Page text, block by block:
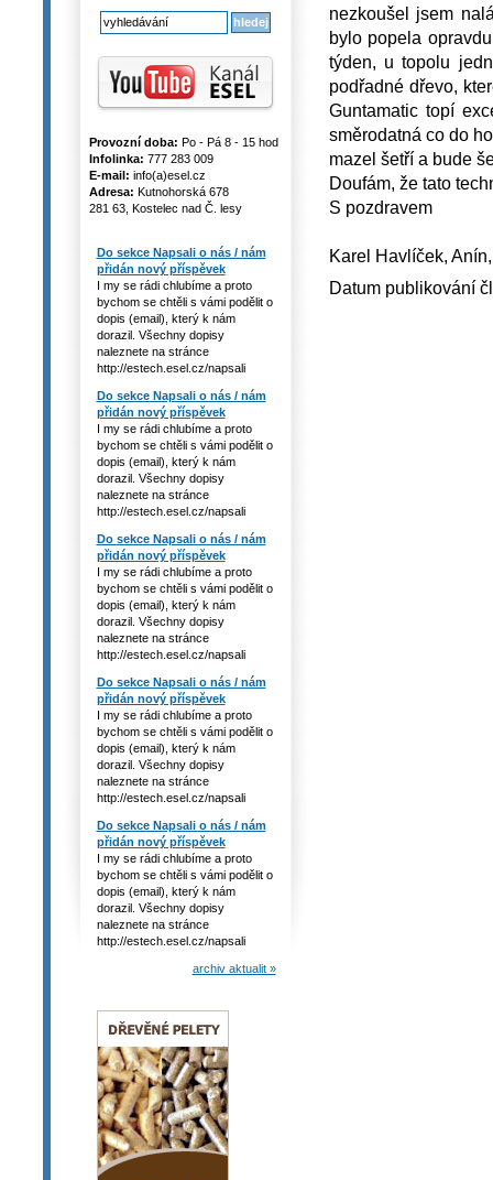
Provozní doba: Po - Pá 8 - 15 hod
Infolinka: 777 283 009
E-mail: info(a)esel.cz
Adresa: Kutnohorská 678
281 63, Kostelec nad Č. lesy
Do sekce Napsali o nás / nám
přidán nový příspěvek
I my se rádi chlubíme a proto
bychom se chtěli s vámi podělit o
dopis (email), který k nám
dorazil. Všechny dopisy
naleznete na stránce
http://estech.esel.cz/napsali
Do sekce Napsali o nás / nám
přidán nový příspěvek
I my se rádi chlubíme a proto
bychom se chtěli s vámi podělit o
dopis (email), který k nám
dorazil. Všechny dopisy
naleznete na stránce
http://estech.esel.cz/napsali
Do sekce Napsali o nás / nám
přidán nový příspěvek
I my se rádi chlubíme a proto
bychom se chtěli s vámi podělit o
dopis (email), který k nám
dorazil. Všechny dopisy
naleznete na stránce
http://estech.esel.cz/napsali
Do sekce Napsali o nás / nám
přidán nový příspěvek
I my se rádi chlubíme a proto
bychom se chtěli s vámi podělit o
dopis (email), který k nám
dorazil. Všechny dopisy
naleznete na stránce
http://estech.esel.cz/napsali
Do sekce Napsali o nás / nám
přidán nový příspěvek
I my se rádi chlubíme a proto
bychom se chtěli s vámi podělit o
dopis (email), který k nám
dorazil. Všechny dopisy
naleznete na stránce
http://estech.esel.cz/napsali
archiv aktualit »
nezkoušel jsem
bylo popela
týden, u topolu
podřadné dřevo,
Guntamatic topí
směrodatná co do
mazel šetří a bude
Doufám, že tato
S pozdravem
Karel Havlíček,
Datum publikování